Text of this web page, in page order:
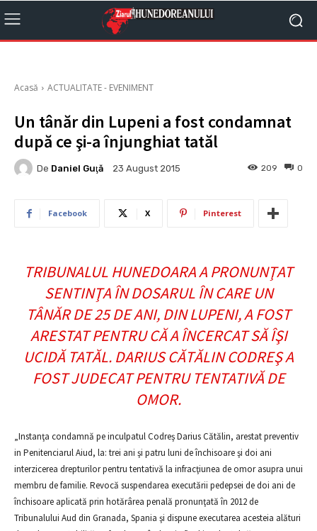
Acasă ACTUALITATE - EVENIMENT
Un tânăr din Lupeni a fost condamnat
după ce şi-a înjunghiat tatăl
De Daniel Guţă 23 August 2015 0
209
Facebook X Pinterest
TRIBUNALUL HUNEDOARA A PRONUNŢAT
SENTINŢA ÎN DOSARUL ÎN CARE UN
TÂNĂR DE 25 DE ANI, DIN LUPENI, A FOST
ARESTAT PENTRU CĂ A ÎNCERCAT SĂ ÎŞI
UCIDĂ TATĂL. DARIUS CĂTĂLIN CODREŞ A
FOST JUDECAT PENTRU TENTATIVĂ DE
OMOR.
„Instanţa condamnă pe inculpatul Codreş Darius Cătălin, arestat preventiv
in Penitenciarul Aiud, la: trei ani şi patru luni de închisoare şi doi ani
interzicerea drepturilor pentru tentativă la infracţiunea de omor asupra unui
membru de familie. Revocă suspendarea executării pedepsei de doi ani de
închisoare aplicată prin hotărârea penală pronunţată în 2012 de
Tribunalului Aud din Granada, Spania şi dispune executarea acesteia alături